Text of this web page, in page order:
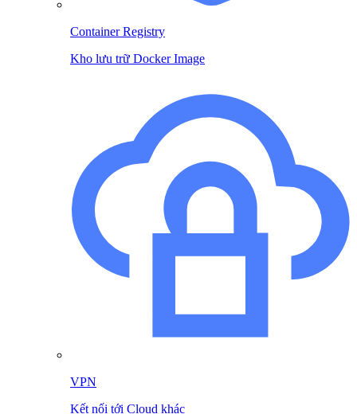
Container Registry
Kho lưu trữ Docker Image
VPN
Kết nối tới Cloud khác